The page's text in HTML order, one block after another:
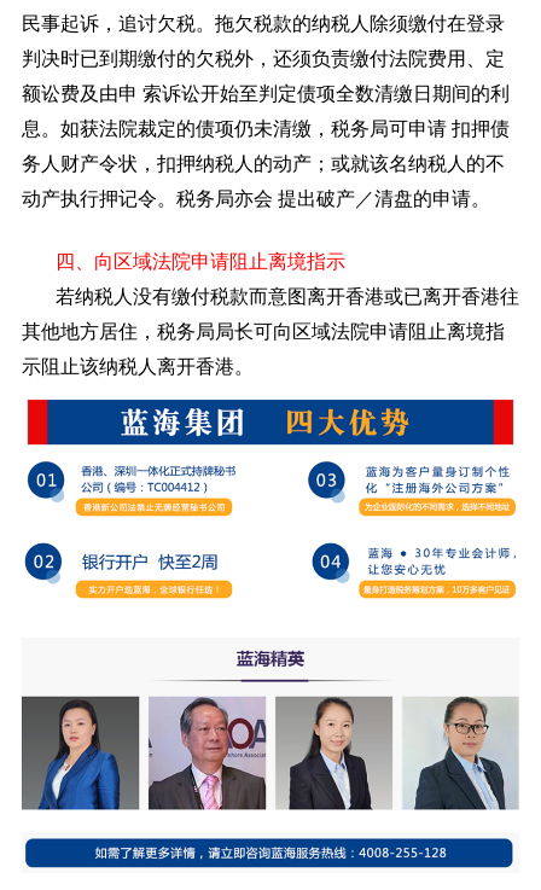
民事起诉，追讨欠税。拖欠税款的纳税人除须缴付在登录
判决时已到期缴付的欠税外，还须负责缴付法院费用、定
额讼费及由申 索诉讼开始至判定债项全数清缴日期间的利
息。如获法院裁定的债项仍未清缴，税务局可申请 扣押债
务人财产令状，扣押纳税人的动产；或就该名纳税人的不
动产执行押记令。税务局亦会 提出破产／清盘的申请。
四、向区域法院申请阻止离境指示
若纳税人没有缴付税款而意图离开香港或已离开香港往
其他地方居住，税务局局长可向区域法院申请阻止离境指
示阻止该纳税人离开香港。